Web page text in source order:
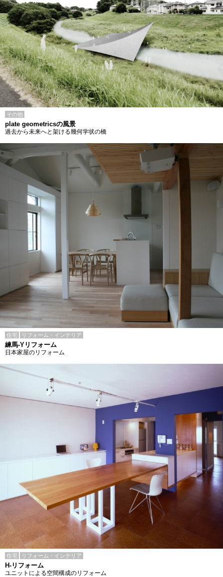
その他
plate geometricsの風景
過去から未来へと架ける幾何学状の橋
住宅 リフォーム・インテリア
練馬-Yリフォーム
日本家屋のリフォーム
住宅 リフォーム・インテリア
H-リフォーム
ユニットによる空間構成のリフォーム